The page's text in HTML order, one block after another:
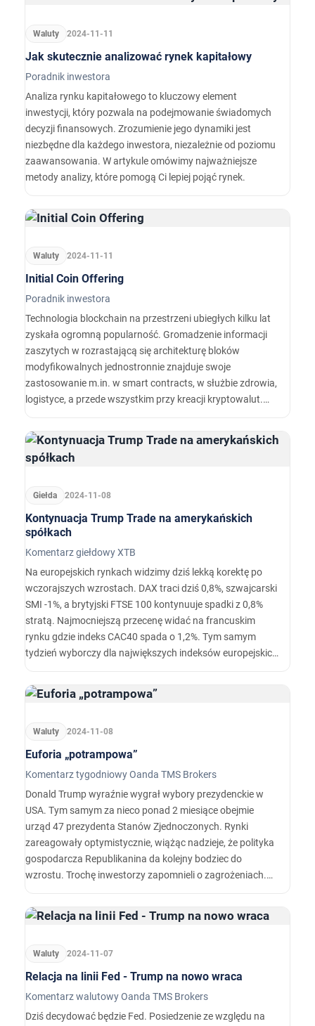
Waluty 2024-11-11
Jak skutecznie analizować rynek kapitałowy
Poradnik inwestora
Analiza rynku kapitałowego to kluczowy element
inwestycji, który pozwala na podejmowanie świadomych
decyzji finansowych. Zrozumienie jego dynamiki jest
niezbędne dla każdego inwestora, niezależnie od poziomu
zaawansowania. W artykule omówimy najważniejsze
metody analizy, które pomogą Ci lepiej pojąć rynek.
Waluty 2024-11-11
Initial Coin Offering
Poradnik inwestora
Technologia blockchain na przestrzeni ubiegłych kilku lat
zyskała ogromną popularność. Gromadzenie informacji
zaszytych w rozrastającą się architekturę bloków
modyfikowalnych jednostronnie znajduje swoje
zastosowanie m.in. w smart contracts, w służbie zdrowia,
logistyce, a przede wszystkim przy kreacji kryptowalut.
gromadzenia kapitału. Jak działa Initial Coin Offering i czy
jest ono uregulowane przez prawo?
Giełda 2024-11-08
Kontynuacja Trump Trade na amerykańskich
spółkach
Komentarz giełdowy XTB
Na europejskich rynkach widzimy dziś lekką korektę po
wczorajszych wzrostach. DAX traci dziś 0,8%, szwajcarski
SMI -1%, a brytyjski FTSE 100 kontynuuje spadki z 0,8%
stratą. Najmocniejszą przecenę widać na francuskim
rynku gdzie indeks CAC40 spada o 1,2%. Tym samym
tydzień wyborczy dla największych indeksów europejskich
zapoczątkowane przez informację o zwycięstwie
wyborów przez Trumpa zostały zredukowane w kolejnych
Waluty 2024-11-08
Euforia „potrampowa”
Komentarz tygodniowy Oanda TMS Brokers
Donald Trump wyraźnie wygrał wybory prezydenckie w
USA. Tym samym za nieco ponad 2 miesiące obejmie
urząd 47 prezydenta Stanów Zjednoczonych. Rynki
zareagowały optymistycznie, wiążąc nadzieje, że polityka
gospodarcza Republikanina da kolejny bodziec do
wzrostu. Trochę inwestorzy zapomnieli o zagrożeniach.
symboliczne wydarzenie na rynkach. Jak długo ten
optymizm się utrzyma?
Waluty 2024-11-07
Relacja na linii Fed - Trump na nowo wraca
Komentarz walutowy Oanda TMS Brokers
Dziś decydować będzie Fed. Posiedzenie ze względu na